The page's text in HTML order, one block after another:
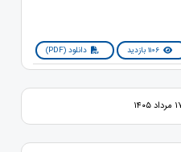
1106 بازدید دانلود (PDF)